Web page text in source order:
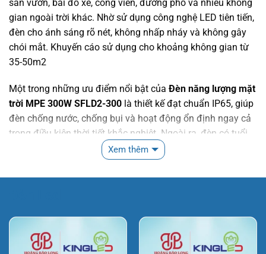
sân vườn, bãi đỗ xe, công viên, đường phố và nhiều không
gian ngoài trời khác. Nhờ sử dụng công nghệ LED tiên tiến,
đèn cho ánh sáng rõ nét, không nhấp nháy và không gây
chói mắt. Khuyến cáo sử dụng cho khoảng không gian từ
35-50m2
Một trong những ưu điểm nổi bật của Đèn năng lượng mặt
trời MPE 300W SFLD2-300 là thiết kế đạt chuẩn IP65, giúp
đèn chống nước, chống bụi và hoạt động ổn định ngay cả
trong điều kiện thời tiết khắc nghiệt. Ngoài ra, đèn có tuổi
thọ lên đến 30.000 giờ, giúp người dùng tiết kiệm đáng kể
chi phí bảo trì và thay thế.
SFLD2-
300T/V
300W 293x340x56mm
3150
lm
1.596.920
Xem thêm